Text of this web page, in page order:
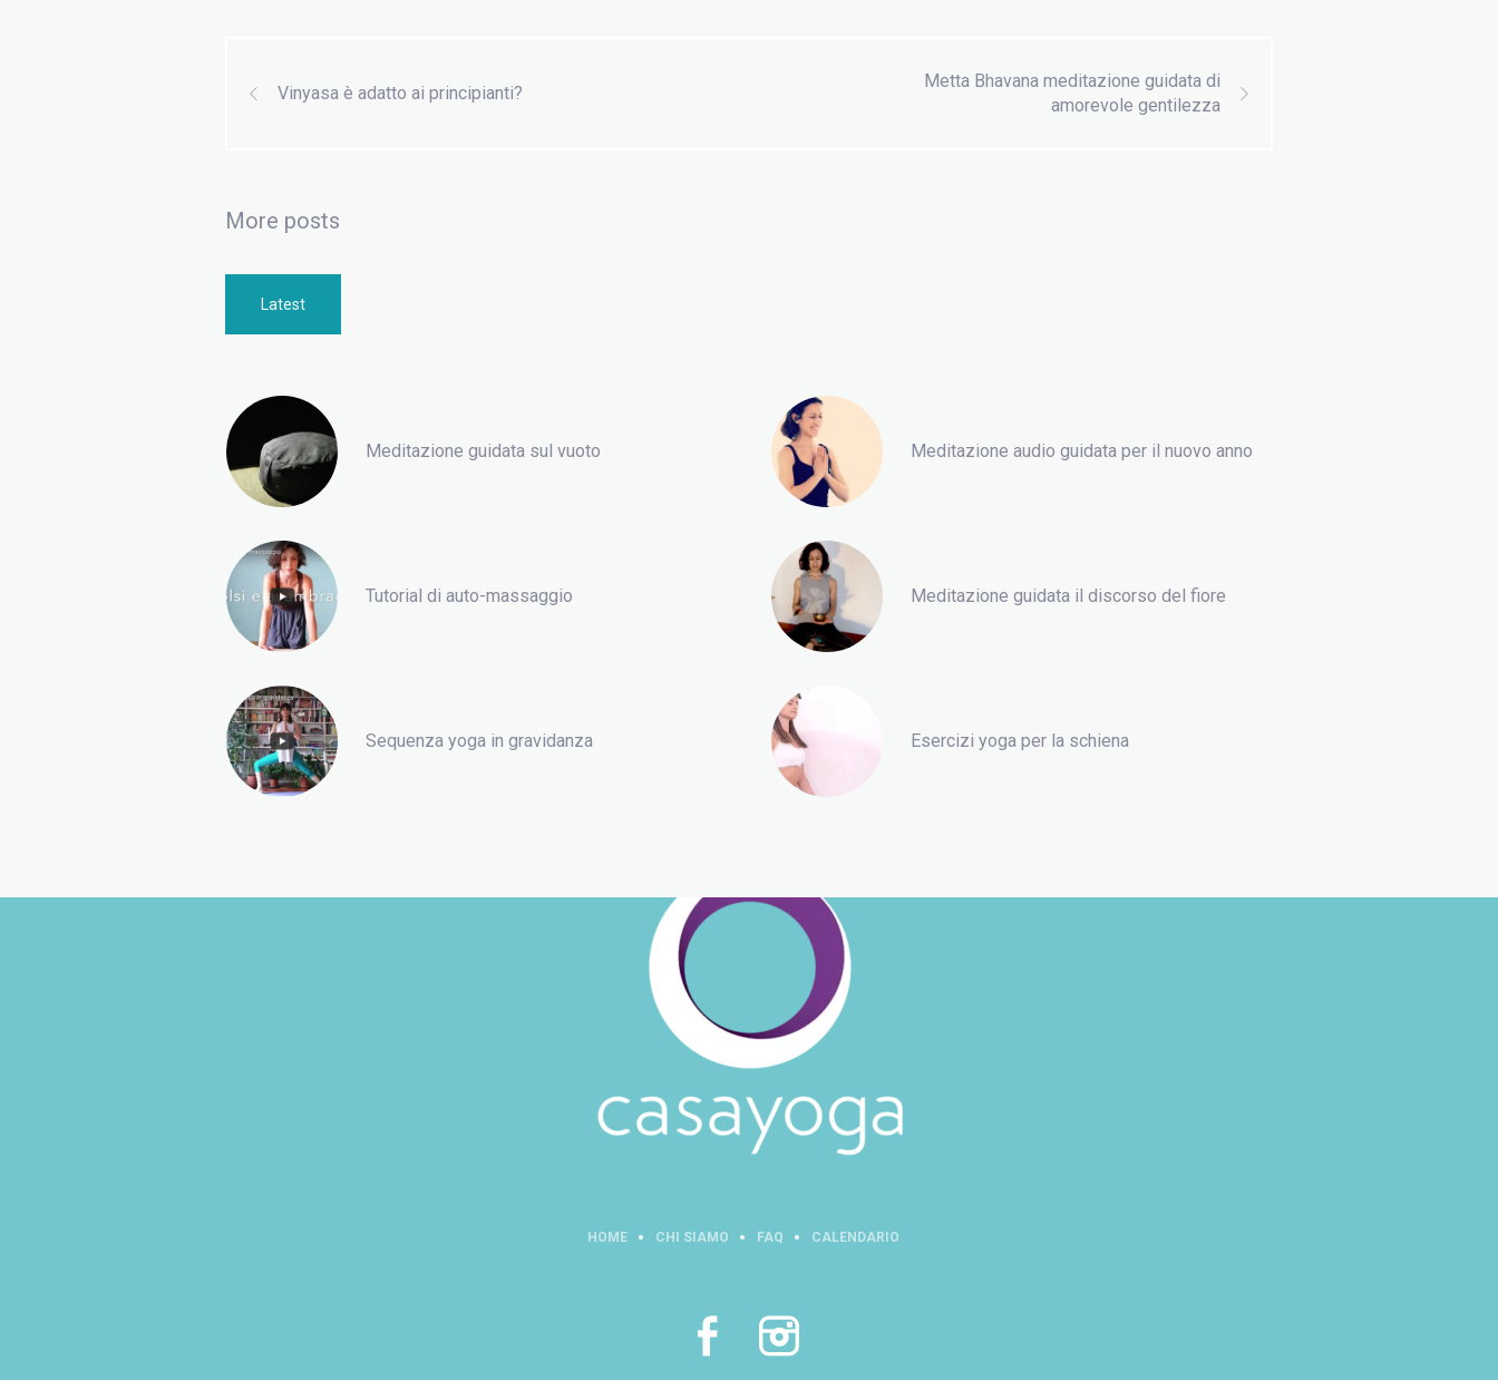
Vinyasa è adatto ai principianti?
Metta Bhavana meditazione guidata di
amorevole gentilezza
More posts
Latest
Meditazione guidata sul vuoto Meditazione audio guidata per il nuovo anno
Tutorial di auto-massaggio Meditazione guidata il discorso del fiore
Sequenza yoga in gravidanza Esercizi yoga per la schiena
HOME CHI SIAMO FAQ CALENDARIO